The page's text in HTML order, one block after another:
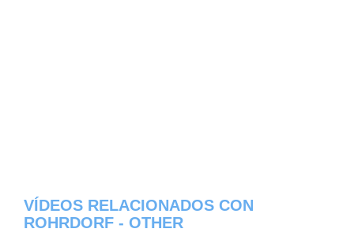
VÍDEOS RELACIONADOS CON
ROHRDORF - OTHER